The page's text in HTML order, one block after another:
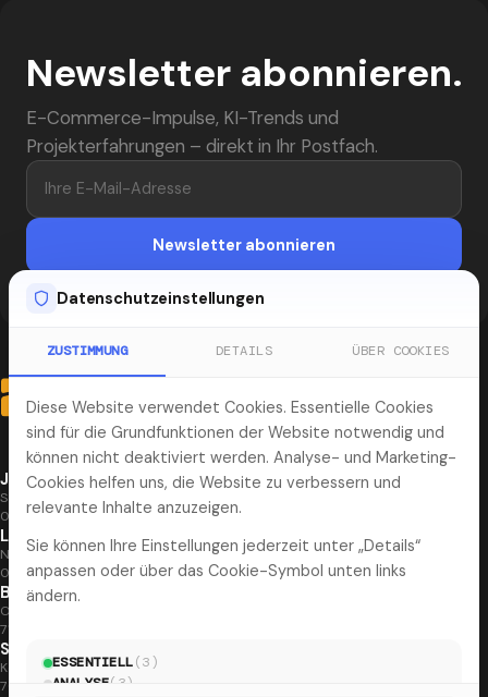
Newsletter abonnieren.
E-Commerce-Impulse, KI-Trends und
Projekterfahrungen – direkt in Ihr Postfach.
Ihre E-Mail-Adresse
Newsletter abonnieren
Jena
Steinweg 10
07743 Jena
Leipzig
Naumburger Str. 25
04229 Leipzig
Böblingen
Otto-Lilienthal-Straße 36
71034 Böblingen
Stuttgart
Kornbergstr. 44
70176 Stuttgart
Datenschutzeinstellungen
ZUSTIMMUNG DETAILS ÜBER COOKIES
Diese Website verwendet Cookies. Essentielle Cookies
sind für die Grundfunktionen der Website notwendig und
können nicht deaktiviert werden. Analyse- und Marketing-
Cookies helfen uns, die Website zu verbessern und
relevante Inhalte anzuzeigen.
Sie können Ihre Einstellungen jederzeit unter „Details“
anpassen oder über das Cookie-Symbol unten links
ändern.
ESSENTIELL(3 )
ANALYSE( 3)